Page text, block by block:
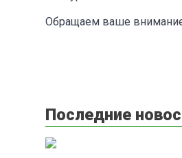
Обращаем ваше
Последние